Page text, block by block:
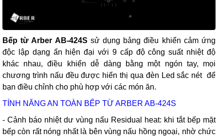
Bếp từ Arber AB-424S sử dụng bảng điều khiển cảm ứng
độc lập dạng ẩn hiện đại với 9 cấp độ công suất nhiệt độ
khác nhau, điều khiển dễ dàng bằng một ngón tay, mọi
chương trình nấu đều được hiển thị qua đèn Led sắc nét để
bạn điều chỉnh cho phù hợp với các món ăn.
TÍNH NĂNG AN TOÀN BẾP TỪ ARBER AB-424S
- Cảnh báo nhiệt dư vùng nấu Residual heat: khi tắt bếp mặt
bếp còn rất nóng nhất là bên vùng nấu hồng ngoại, nhờ chức